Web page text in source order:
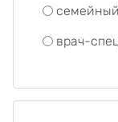
семейный
врач-